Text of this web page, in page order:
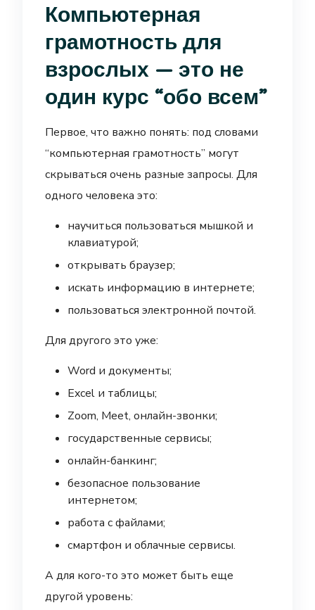
Компьютерная
грамотность для
взрослых — это не
один курс “обо всем”
Первое, что важно понять: под словами
“компьютерная грамотность” могут
скрываться очень разные запросы. Для
одного человека это:
научиться пользоваться мышкой и
клавиатурой;
открывать браузер;
искать информацию в интернете;
пользоваться электронной почтой.
Для другого это уже:
Word и документы;
Excel и таблицы;
Zoom, Meet, онлайн-звонки;
государственные сервисы;
онлайн-банкинг;
безопасное пользование
интернетом;
работа с файлами;
смартфон и облачные сервисы.
А для кого-то это может быть еще
другой уровень: